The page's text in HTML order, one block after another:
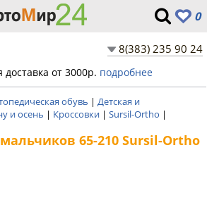
0
8(383) 235 90 24
доставка от 3000р. подробнее
обувь | Детская и
и осень | Кроссовки | Sursil-Ortho |
65-210 Sursil-Ortho